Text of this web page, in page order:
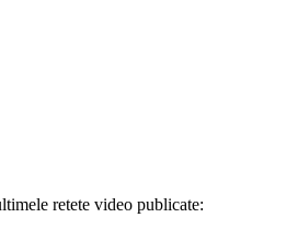
retete video publicate: